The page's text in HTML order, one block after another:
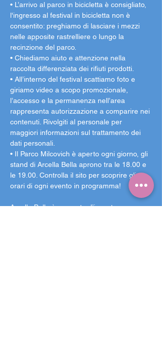
• L’arrivo al parco in bicicletta è consigliato,
l'ingresso al festival in bicicletta non è
consentito: preghiamo di lasciare i mezzi
nelle apposite rastrelliere o lungo la
recinzione del parco.
• Chiediamo aiuto e attenzione nella
raccolta differenziata dei rifiuti prodotti.
• All’interno del festival scattiamo foto e
giriamo video a scopo promozionale,
l’accesso e la permanenza nell’area
rappresenta autorizzazione a comparire nei
contenuti. Rivolgiti al personale per
maggiori informazioni sul trattamento dei
dati personali.
• Il Parco Milcovich è aperto ogni giorno, gli
stand di Arcella Bella aprono tra le 18.00 e
le 19.00. Controlla il sito per scoprire gli
orari di ogni evento in programma!
Arcella Bella è un punto d’incontro, un